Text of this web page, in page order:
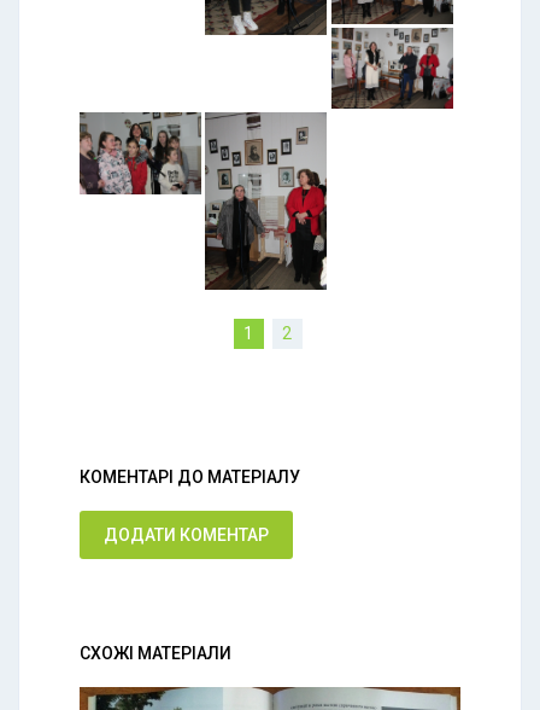
1 2
КОМЕНТАРІ ДО МАТЕРІАЛУ
ДОДАТИ КОМЕНТАР
СХОЖІ МАТЕРІАЛИ